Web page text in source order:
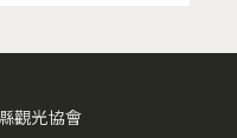
觀光協會